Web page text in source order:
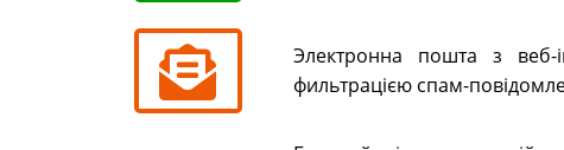
Электронна пошта з веб-
фильтрацією спам-